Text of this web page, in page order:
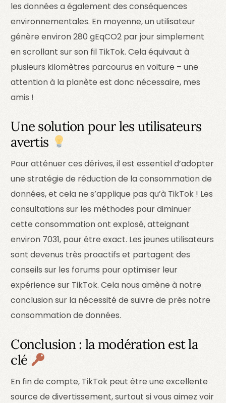
les données a également des conséquences
environnementales. En moyenne, un utilisateur
génère environ 280 gEqCO2 par jour simplement
en scrollant sur son fil TikTok. Cela équivaut à
plusieurs kilomètres parcourus en voiture – une
attention à la planète est donc nécessaire, mes
amis !
Une solution pour les utilisateurs
avertis
Pour atténuer ces dérives, il est essentiel d’adopter
une stratégie de réduction de la consommation de
données, et cela ne s’applique pas qu’à TikTok ! Les
consultations sur les méthodes pour diminuer
cette consommation ont explosé, atteignant
environ 7031, pour être exact. Les jeunes utilisateurs
sont devenus très proactifs et partagent des
conseils sur les forums pour optimiser leur
expérience sur TikTok. Cela nous amène à notre
conclusion sur la nécessité de suivre de près notre
consommation de données.
Conclusion : la modération est la
clé
En fin de compte, TikTok peut être une excellente
source de divertissement, surtout si vous aimez voir